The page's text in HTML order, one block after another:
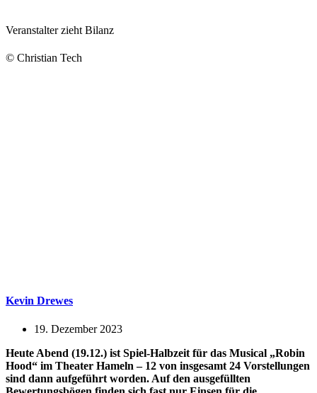
Veranstalter zieht Bilanz
© Christian Tech
Kevin Drewes
19. Dezember 2023
Heute Abend (19.12.) ist Spiel-Halbzeit für das Musical „Robin
Hood“ im Theater Hameln – 12 von insgesamt 24 Vorstellungen
sind dann aufgeführt worden. Auf den ausgefüllten